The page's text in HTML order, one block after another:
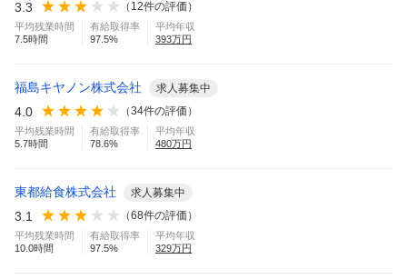
3.3
（ 12件の評価）
平均残業時間
7.5時間
有給取得率
97.5%
平均年収
393万円
福島キヤノン株式会社 求人募集中
4.0 （34件の評価）
平均残業時間
5.7時間
有給取得率
78.6%
平均年収
480万円
東都給食株式会社 求人募集中
3.1 （68件の評価）
平均残業時間
10.0時間
有給取得率
97.5%
平均年収
329万円